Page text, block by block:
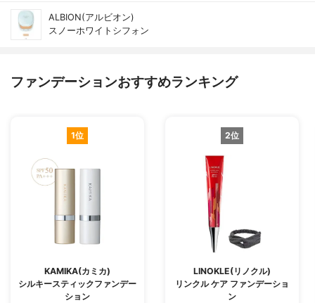
ALBION(アルビオン)
スノーホワイトシフォン
ファンデーションおすすめランキング
1位
KAMIKA(カミカ)
シルキースティックファンデー
ション
2位
LINOKLE(リノクル)
リンクル ケア ファンデーショ
ン